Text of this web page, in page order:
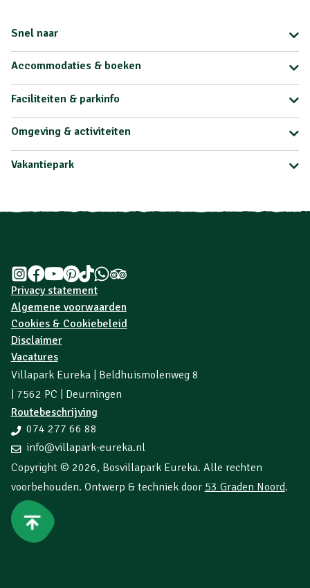
Snel naar
Accommodaties & boeken
Faciliteiten & parkinfo
Omgeving & activiteiten
Vakantiepark
Privacy statement
Algemene voorwaarden
Cookies & Cookiebeleid
Disclaimer
Vacatures
Villapark Eureka | Beldhuismolenweg 8
| 7562 PC | Deurningen
Routebeschrijving
074 277 66 88
info@villapark-eureka.nl
Copyright © 2026, Bosvillapark Eureka. Alle rechten
voorbehouden. Ontwerp & techniek door 53 Graden Noord.